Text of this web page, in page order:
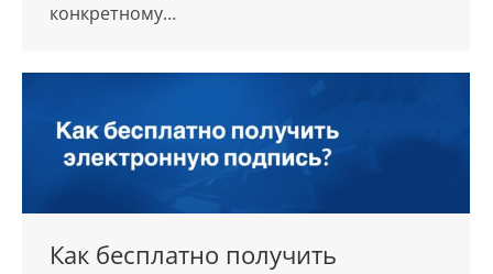
конкретному…
Как бесплатно получить